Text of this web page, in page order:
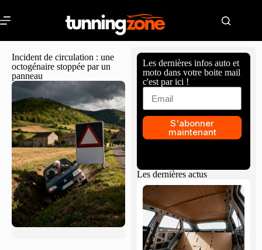
Incident de circulation : une
octogénaire stoppée par un
panneau
Les dernières infos auto et
moto dans votre boite mail
c'est par ici !
S'abonner
maintenant
Les dernières actus